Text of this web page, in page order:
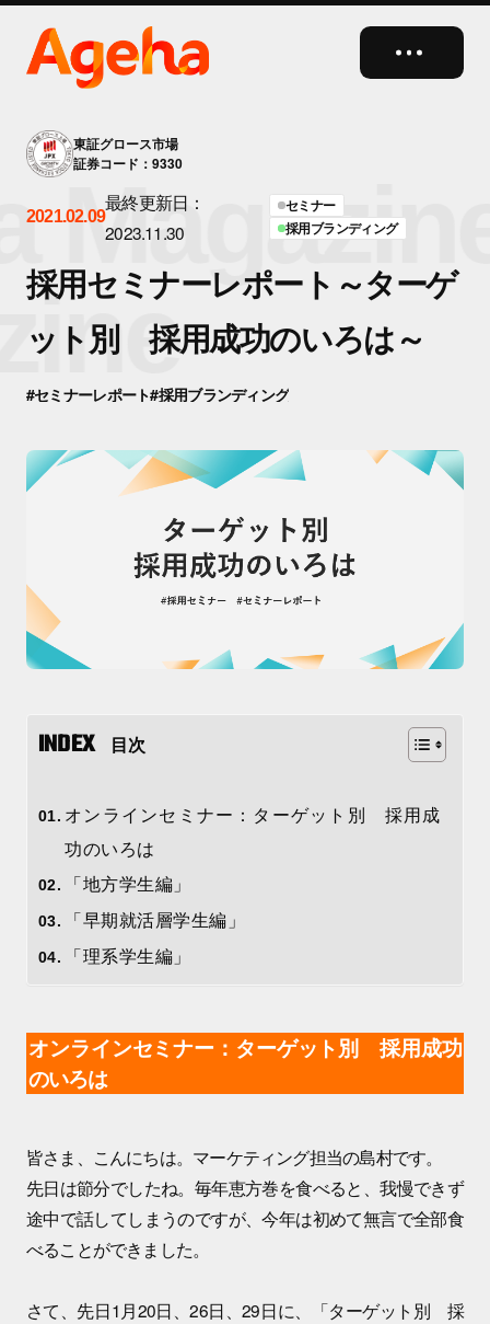
close
東証グロース市場
証券コード：9330
2021.02.09
最終更新日：
2023.11.30
セミナー
採用ブランディング
採用セミナーレポート～ターゲ
ット別 採用成功のいろは～
#セミナーレポート#採用ブランディング
目次
オンラインセミナー：ターゲット別 採用成
功のいろは
「地方学生編」
「早期就活層学生編」
「理系学生編」
オンラインセミナー：ターゲット別 採用成功
のいろは
皆さま、こんにちは。マーケティング担当の島村です。
先日は節分でしたね。毎年恵方巻を食べると、我慢できず
途中で話してしまうのですが、今年は初めて無言で全部食
べることができました。
さて、先日1月20日、26日、29日に、「ターゲット別 採